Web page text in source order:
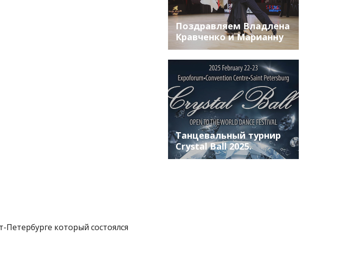
Поздравляем Владлена
Кравченко и Марианну
Бутузову с победой на
Чемпионате Мира по
шоу, которое прошло в
Баку!
Танцевальный турнир
Crystal Ball 2025.
который состоялся